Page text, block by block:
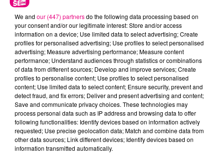
23 juillet 2026
Violent incendie au nord de Toulouse
We and our (447) partnersdo the following data processing based on
your consent and/or our legitimate interest: Store and/or access
information on a device; Use limited data to select advertising; Create
profiles for personalised advertising; Use profiles to select personalised
advertising; Measure advertising performance; Measure content
performance; Understand audiences through statistics or combinations
of data from different sources; Develop and improve services; Create
profiles to personalise content; Use profiles to select personalised
content; Use limited data to select content; Ensure security, prevent and
detect fraud, and fix errors; Deliver and present advertising and content;
Save and communicate privacy choices. These technologies may
process personal data such as IP address and browsing data to offer
following functionalities: Identify devices based on information actively
requested; Use precise geolocation data; Match and combine data from
other data sources; Link different devices; Identify devices based on
information transmitted automatically.